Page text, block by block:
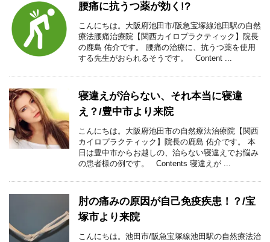
腰痛に抗うつ薬が効く!?
こんにちは。大阪府池田市/阪急宝塚線池田駅の自然
療法腰痛治療院【関西カイロプラクティック】院長
の鹿島 佑介です。 腰痛の治療に、抗うつ薬を使用
する先生がおられるそうです。 Content ...
寝違えが治らない、それ本当に寝違
え？/豊中市より来院
こんにちは。大阪府池田市の自然療法治療院【関西
カイロプラクティック】院長の鹿島 佑介です。 本
日は豊中市からお越しの、治らない寝違えでお悩み
の患者様の例です。 Contents 寝違えが ...
肘の痛みの原因が自己免疫疾患！？/宝
塚市より来院
こんにちは。池田市/阪急宝塚線池田駅の自然療法治